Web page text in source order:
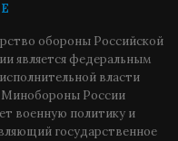
обороны Российской
является федеральным
власти
Минобороны России
военную политику и
государственное